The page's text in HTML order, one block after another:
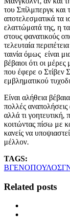
του Σπίλμπεργκ και
αποτελεσματικά τα
ελαττώματά της, η
στους φανατικούς
τελευταία
ταινία όμως είναι
βέβαιοι ότι οι
που έφερε ο Στίβεν
εμβληματικού
Είναι αλήθεια
πολλές αναπολήσεις
αλλά τι
κοιτώντας πίσω με
κανείς να
μέλλον.
TAGS:
ΒΓΕΝΟΠΟΥΛΟΣ
Related posts